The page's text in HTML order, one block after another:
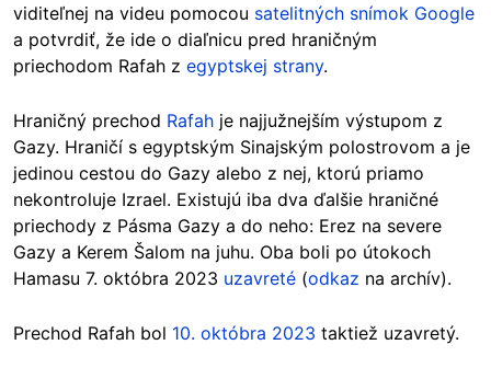
viditeľnej na videu pomocou satelitných snímok Google
a potvrdiť, že ide o diaľnicu pred hraničným
priechodom Rafah z egyptskej strany.
Hraničný prechod Rafah je najjužnejším výstupom z
Gazy. Hraničí s egyptským Sinajským polostrovom a je
jedinou cestou do Gazy alebo z nej, ktorú priamo
nekontroluje Izrael. Existujú iba dva ďalšie hraničné
priechody z Pásma Gazy a do neho: Erez na severe
Gazy a Kerem Šalom na juhu. Oba boli po útokoch
Hamasu 7. októbra 2023 uzavreté (odkaz na archív).
Prechod Rafah bol 10. októbra 2023 taktiež uzavretý.